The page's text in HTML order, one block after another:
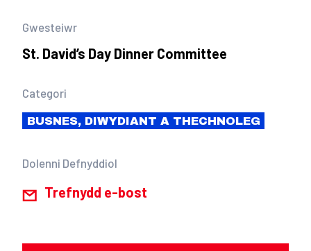
Gwesteiwr
St. David’s Day Dinner Committee
Categori
BUSNES, DIWYDIANT A THECHNOLEG
Dolenni Defnyddiol
Trefnydd e-bost